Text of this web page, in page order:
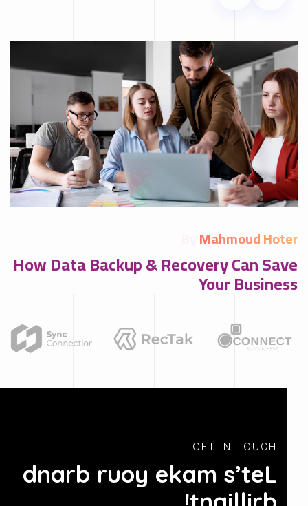
Mahmoud Hoter
How Data Backup & Recovery Can Save
Your Business
L
e
t
’
s
m
a
k
e
y
o
u
r
b
r
a
n
d
b
r
i
l
l
i
a
n
t
!